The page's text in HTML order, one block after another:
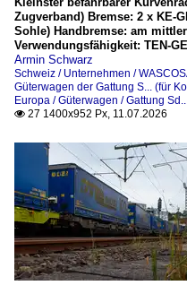
Güterwagen der
Irland
Unternehmen
Italien
Unternehmen
Ambrogio Trasporti
Mercitalia
Zugverband) Bremse: 2 x KE-
Sohle) Handbremse: am
Verwendungsfähigkeit: TEN-
Armin Schwarz
Schweiz / Unternehmen /
Güterwagen der Gattung S... (für
Europa / Güterwagen / Gattung
 27 1400x952 Px, 11.07.2026